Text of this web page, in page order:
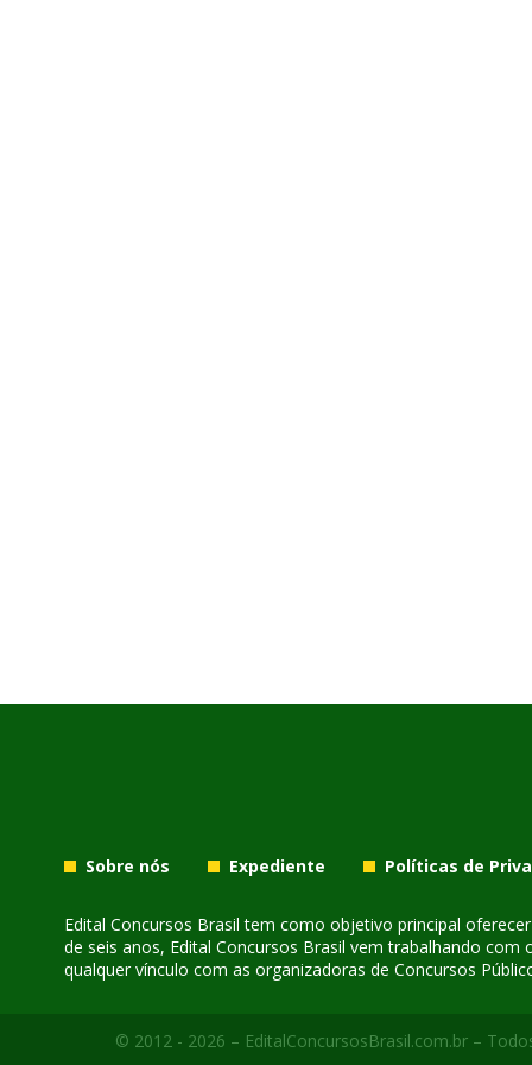
Sobre nós Expediente Políticas de
Edital Concursos Brasil tem como objetivo principal
de seis anos, Edital Concursos Brasil vem trabalhando
qualquer vínculo com as organizadoras de Concursos
© 2012 - 2026 – EditalConcursosBrasil.com.br –